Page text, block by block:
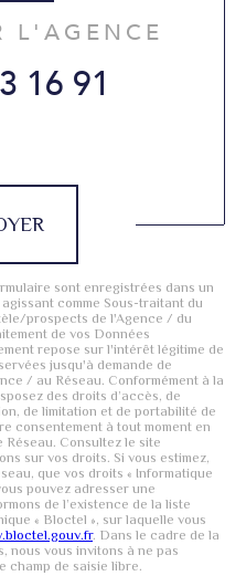
L'AGENCE
16 91
sont enregistrées dans un
comme Sous-traitant du
prospects de l'Agence / du
de vos Données
repose sur l'intérêt légitime de
jusqu'à demande de
/ au Réseau. Conformément à la
des droits d’accès, de
de limitation et de portabilité de
consentement à tout moment en
Consultez le site
sur vos droits. Si vous estimez,
que vos droits « Informatique
pouvez adresser une
de l’existence de la liste
« Bloctel », sur laquelle vous
. Dans le cadre de la
nous vous invitons à ne pas
champ de saisie libre.